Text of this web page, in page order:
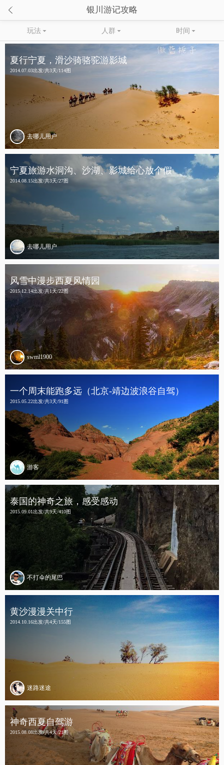
 银川游记攻略
玩法 人群  时间 
夏行宁夏，滑沙骑骆驼游影城
2014.07.03出发/共3天/114图
去哪儿用户
宁夏旅游水洞沟、沙湖、影城给心放个假
2014.08.15出发/共3天/27图
去哪儿用户
风雪中漫步西夏风情园
2015.12.14出发/共1天/22图
swml1900
一个周末能跑多远（北京-靖边波浪谷自驾）
2015.05.22出发/共3天/91图
游客
泰国的神奇之旅，感受感动
2015.09.01出发/共9天/410图
不打伞的尾巴
黄沙漫漫关中行
2014.10.16出发/共4天/155图
迷路迷途
神奇西夏自驾游
2015.08.08出发/共4天/21图